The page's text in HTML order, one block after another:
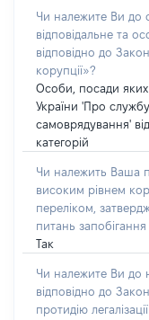
Чи належите Ви до
відповідальне та
відповідно до
корупції»?
Особи, посади
України 'Про
самоврядування'
категорій
Чи належить Ваша
високим рівнем
переліком,
питань запобігання
Так
Чи належите Ви до
відповідно до
протидію